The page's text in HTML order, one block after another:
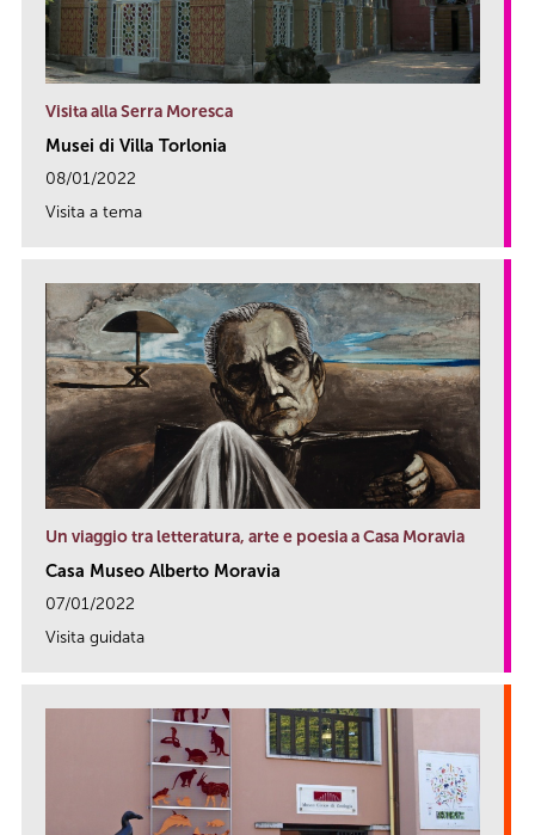
Visita alla Serra Moresca
Musei di Villa Torlonia
08/01/2022
Visita a tema
Un viaggio tra letteratura, arte e poesia a Casa Moravia
Casa Museo Alberto Moravia
07/01/2022
Visita guidata